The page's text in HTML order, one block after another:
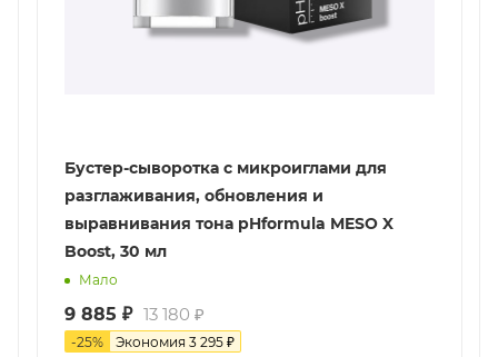
Бустер-сыворотка с микроиглами для
разглаживания, обновления и
выравнивания тона pHformula MESO X
Boost, 30 мл
Мало
9 885 ₽ 13 180 ₽
-25% Экономия 3 295 ₽